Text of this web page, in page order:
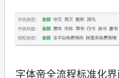
字体帝全流程标准化